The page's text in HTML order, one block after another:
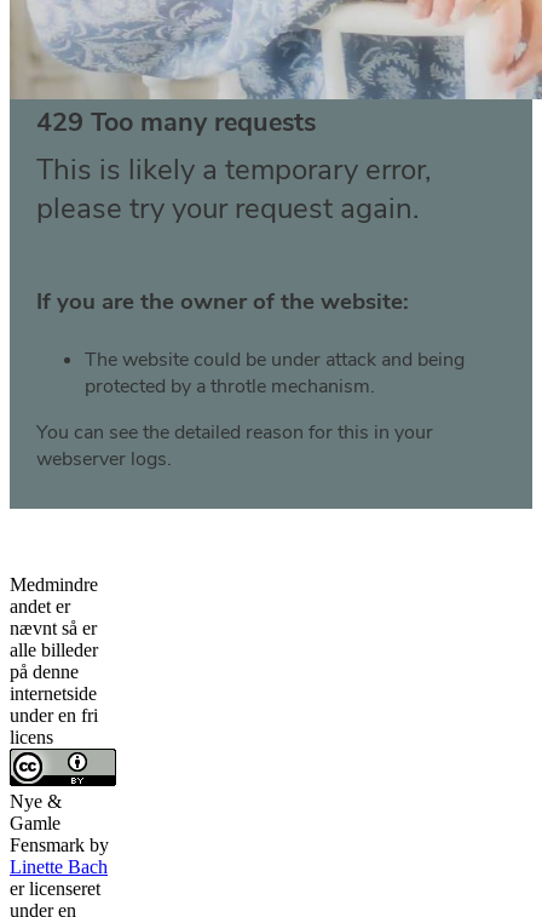
Medmindre
andet er
nævnt så er
alle billeder
på denne
internetside
under en fri
licens
Nye &
Gamle
Fensmark by
Linette Bach
er licenseret
under en